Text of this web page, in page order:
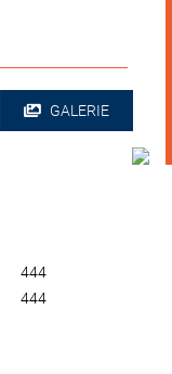
GALERIE
444
444